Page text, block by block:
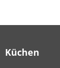
Küchen